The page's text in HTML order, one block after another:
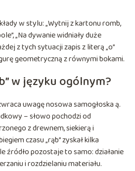
w stylu: „Wytnij z kartonu romb,
„Na dywanie widniały duże
z tych sytuacji zapis z literą „o”
geometryczną z równymi bokami.
w języku ogólnym?
uwagę nosowa samogłoska ą.
– słowo pochodzi od
z drewnem, siekierą i
czasu „rąb” zyskał kilka
źródło pozostaje to samo: działanie
i rozdzielaniu materiału.